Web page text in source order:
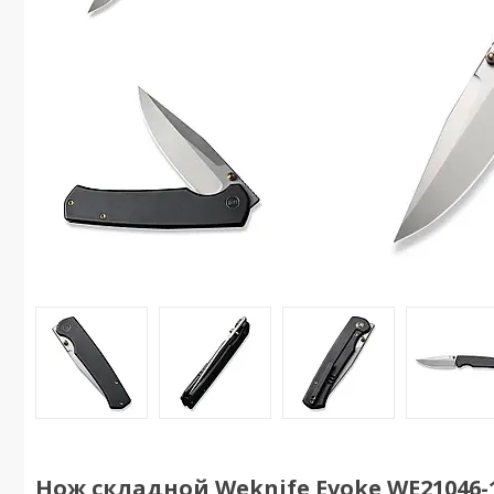
Нож складной Weknife Evoke WE21046-